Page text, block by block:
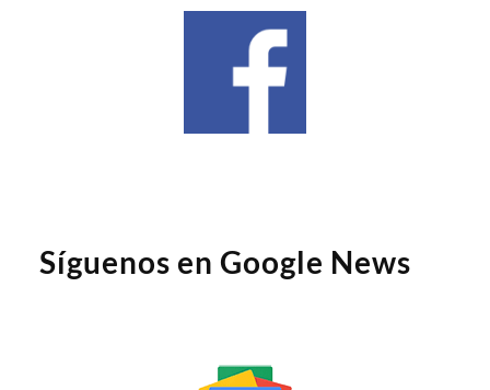
Síguenos en Google News